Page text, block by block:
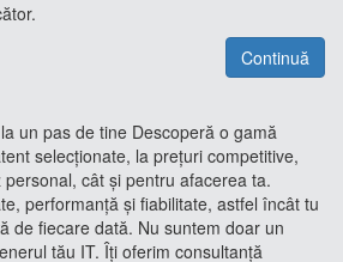
Continuă
un pas de tine Descoperă o gamă
selecționate, la prețuri competitive,
cât și pentru afacerea ta.
performanță și fiabilitate, astfel încât tu
de fiecare dată. Nu suntem doar un
tău IT. Îți oferim consultanță